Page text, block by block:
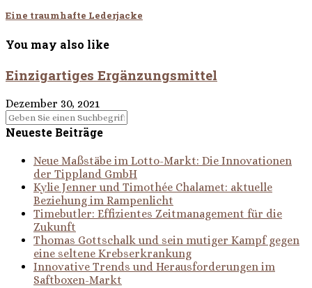
Eine traumhafte Lederjacke
You may also like
Einzigartiges Ergänzungsmittel
Dezember 30, 2021
Neueste Beiträge
Neue Maßstäbe im Lotto-Markt: Die Innovationen
der Tippland GmbH
Kylie Jenner und Timothée Chalamet: aktuelle
Beziehung im Rampenlicht
Timebutler: Effizientes Zeitmanagement für die
Zukunft
Thomas Gottschalk und sein mutiger Kampf gegen
eine seltene Krebserkrankung
Innovative Trends und Herausforderungen im
Saftboxen-Markt